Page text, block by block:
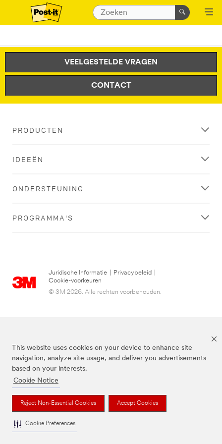
This website uses cookies on your device to enhance site
navigation, analyze site usage, and deliver you advertisements
based on your interests.
Cookie Notice
Reject Non-Essential Cookies Accept Cookies
Cookie Preferences
VEELGESTELDE VRAGEN
CONTACT
PRODUCTEN
IDEEËN
ONDERSTEUNING
PROGRAMMA'S
Juridische Informatie Privacybeleid
Cookie-voorkeuren
© 3M 2026. Alle rechten voorbehouden.
3M, Post-it® en de kleur Canary Yellow™ zijn handelsmerken van 3M.